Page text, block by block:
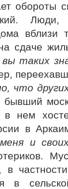
обороты
Люди,
сдаче
таких
что
бывший
нем
в
и
в
в